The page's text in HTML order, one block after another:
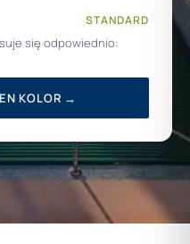
STANDARD
się odpowiednio:
KOLOR →